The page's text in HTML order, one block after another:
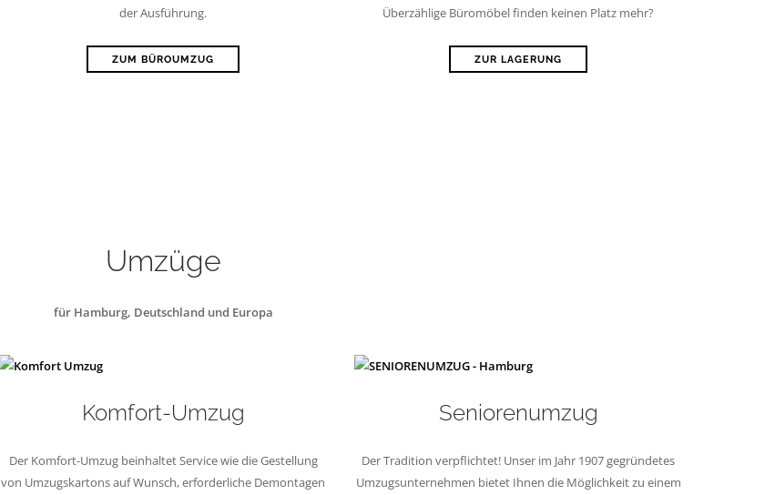
der Ausführung.
ZUM BÜROUMZUG
Überzählige Büromöbel finden keinen Platz mehr?
ZUR LAGERUNG
Umzüge
für Hamburg, Deutschland und Europa
Komfort-Umzug
Der Komfort-Umzug beinhaltet Service wie die Gestellung
von Umzugskartons auf Wunsch, erforderliche Demontagen
Seniorenumzug
Der Tradition verpflichtet! Unser im Jahr 1907 gegründetes
Umzugsunternehmen bietet Ihnen die Möglichkeit zu einem